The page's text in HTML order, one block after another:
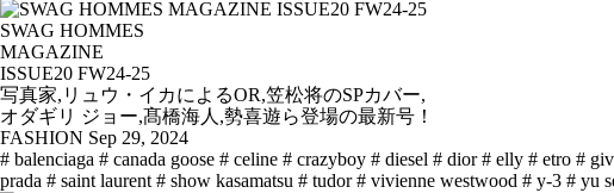
SWAG HOMMES
MAGAZINE
ISSUE20 FW24-25
写真家,リュウ・イカによるOR,笠松将のSPカバー,
オダギリ ジョー,髙橋海人,勢喜遊ら登場の最新号！
FASHION Sep 29, 2024
# balenciaga # canada goose # celine # crazyboy # diesel # dior # elly # etro #
prada # saint laurent # show kasamatsu # tudor # vivienne westwood # y-3 # yu